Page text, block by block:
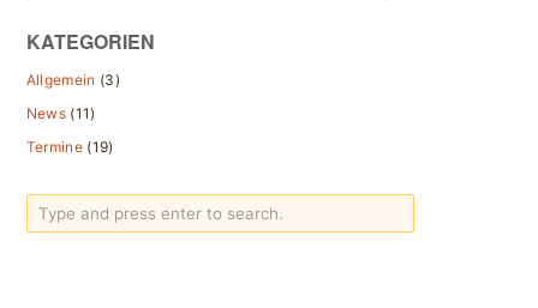
KATEGORIEN
Allgemein (3)
News (11)
Termine (19)